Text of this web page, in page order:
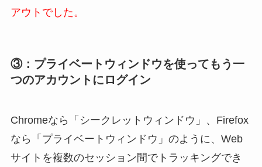
アウトでした。
③：プライベートウィンドウを使ってもう一
つのアカウントにログイン
Chromeなら「シークレットウィンドウ」、Firefox
なら「プライベートウィンドウ」のように、 Web
サイトを複数のセッション間でトラッキングでき